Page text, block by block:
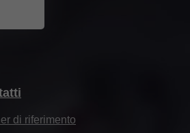
di riferimento